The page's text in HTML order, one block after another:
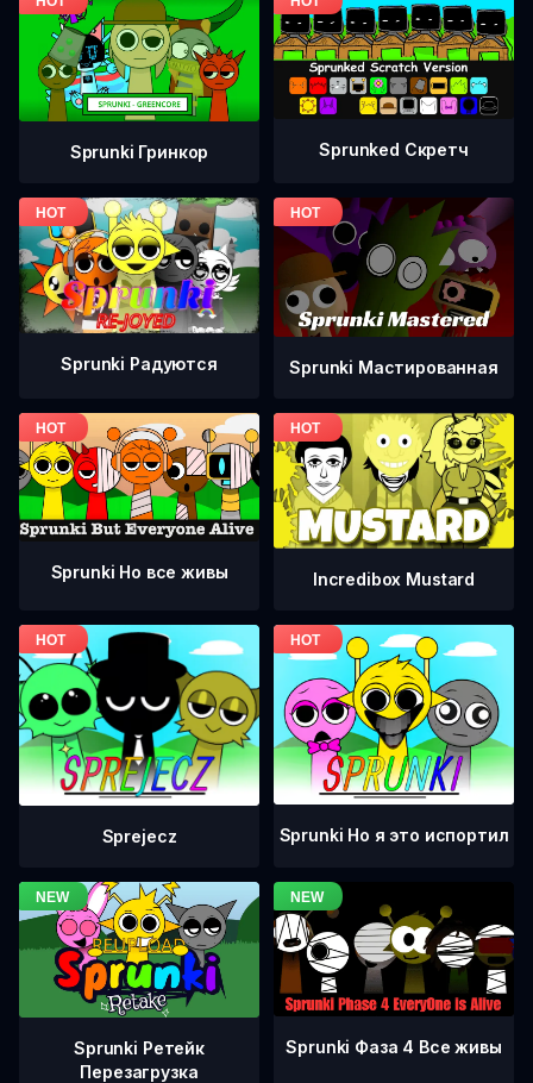
Sprunki Гринкор Sprunked Скретч
Sprunki Радуются Sprunki Мастированная
Sprunki Но все живы Incredibox Mustard
Sprejecz Sprunki Но я это испортил
Sprunki Ретейк
Перезагрузка
Sprunki Фаза 4 Все живы